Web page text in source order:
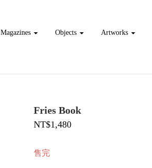
Magazines Objects Artworks
Fries Book
NT$1,480
售完